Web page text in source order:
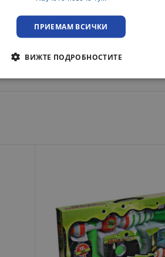
на пратката!
ПРИЕМАМ ВСИЧКИ
ВИЖТЕ ПОДРОБНОСТИТЕ